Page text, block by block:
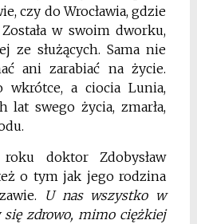
czy do Wrocławia, gdzie
w swoim dworku,
ze służących. Sama nie
ani zarabiać na życie.
wkrótce, a ciocia Lunia,
lat swego życia, zmarła,
doktor Zdobysław
o tym jak jego rodzina
U nas wszystko w
zdrowo, mimo ciężkiej